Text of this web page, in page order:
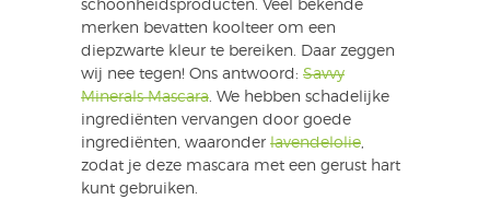
schoonheidsproducten. Veel bekende
merken bevatten koolteer om een
diepzwarte kleur te bereiken. Daar zeggen
wij nee tegen! Ons antwoord: Savvy
Minerals Mascara. We hebben schadelijke
ingrediënten vervangen door goede
ingrediënten, waaronder lavendelolie,
zodat je deze mascara met een gerust hart
kunt gebruiken.